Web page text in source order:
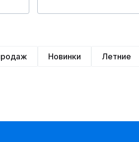
Новинки Летние